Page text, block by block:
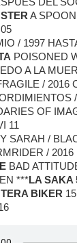
A
/ 1997
POISONED
A LA
/ 2016
OF
11
SARAH /
/
BAD
EN ***LA SAKA
BIKER